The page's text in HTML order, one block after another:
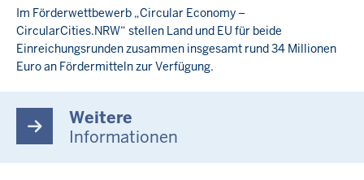
Im Förderwettbewerb „Circular Economy –
CircularCities.NRW“ stellen Land und EU für beide
Einreichungsrunden zusammen insgesamt rund 34 Millionen
Euro an Fördermitteln zur Verfügung.
Weitere
Informationen